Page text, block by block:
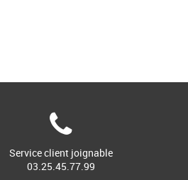
Service client joignable
03.25.45.77.99